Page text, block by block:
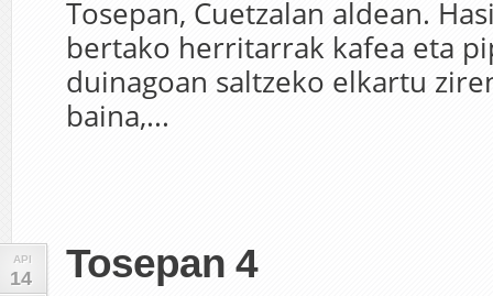
Tosepan, Cuetzalan aldean.
bertako herritarrak kafea eta
duinagoan saltzeko elkartu
baina,...
API
14 Tosepan 4